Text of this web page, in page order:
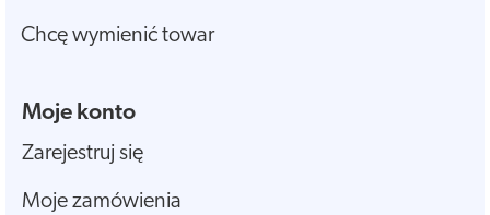
Chcę wymienić towar
Moje konto
Zarejestruj się
Moje zamówienia